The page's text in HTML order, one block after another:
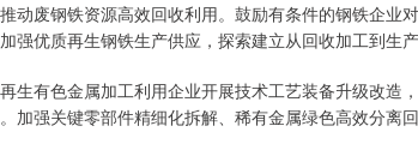
动废钢铁资源高效回收利用。鼓励有条件的钢铁企业
强优质再生钢铁生产供应，探索建立从回收加工到生
有色金属加工利用企业开展技术工艺装备升级改造
加强关键零部件精细化拆解、稀有金属绿色高效分离